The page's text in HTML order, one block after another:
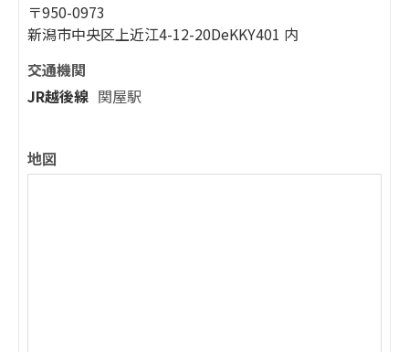
〒950-0973
新潟市中央区上近江4-12-20DeKKY401 内
交通機関
JR越後線 関屋駅
地図